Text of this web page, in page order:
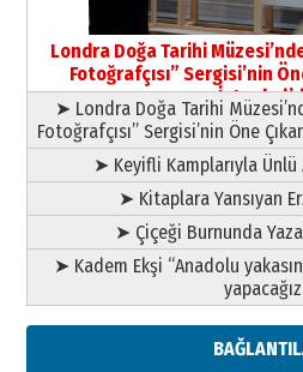
Yusuf POLAT
Şampiyonluk
yazar
11 Mayıs 2026 Pazartesi
Londra Doğa Tarihi
Fotoğrafçısı” Sergisi’nin
➤ Londra Doğa Tarihi
Fotoğrafçısı” Sergisi’nin Öne
➤ Keyifli Kamplarıyla Ünlü
➤ Kitaplara Yansıyan
➤ Çiçeği Burnunda
➤ Kadem Ekşi “Anadolu